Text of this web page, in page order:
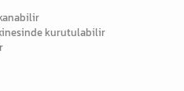
kurutulabilir